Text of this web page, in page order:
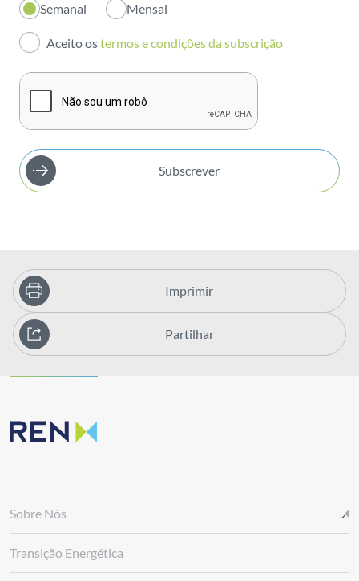
Investidores
Publicações
Semanal Mensal
Aceito ostermos e condições da subscrição
Subscrever
Imprimir
Partilhar
Sobre Nós
Transição Energética